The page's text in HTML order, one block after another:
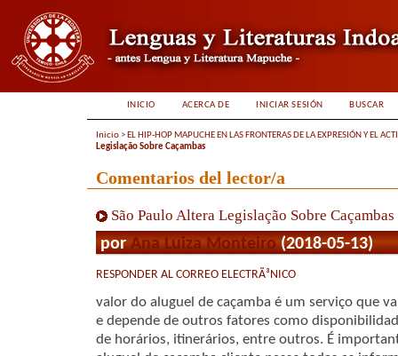
INICIO ACERCA DE INICIAR SESIÓN BUSCAR
Inicio > EL HIP-HOP MAPUCHE EN LAS FRONTERAS DE LA EXPRESIÓN Y EL
Legislação Sobre Caçambas
Comentarios del lector/a
São Paulo Altera Legislação Sobre Caçambas
porAna Luiza Monteiro(2018-05-13)
RESPONDER AL CORREO ELECTRÃ³NICO
valor do aluguel de caçamba é um serviço que
e depende de outros fatores como
de horários, itinerários, entre outros. É